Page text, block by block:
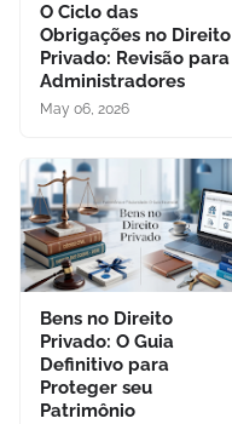
O Ciclo das
Obrigações no Direito
Privado: Revisão para
Administradores
May 06, 2026
Bens no Direito
Privado: O Guia
Definitivo para
Proteger seu
Patrimônio